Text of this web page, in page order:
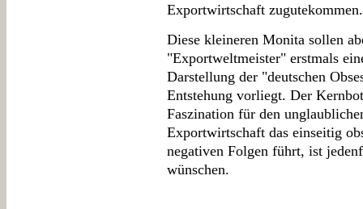
Exportwirtschaft zugutekommen.
Diese kleineren Monita sollen
"Exportweltmeister" erstmals
Darstellung der "deutschen
Entstehung vorliegt. Der
Faszination für den
Exportwirtschaft das einseitig
negativen Folgen führt, ist
wünschen.